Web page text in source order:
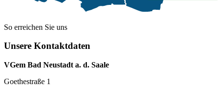
So erreichen Sie uns
Unsere Kontaktdaten
VGem Bad Neustadt a. d. Saale
Goethestraße 1